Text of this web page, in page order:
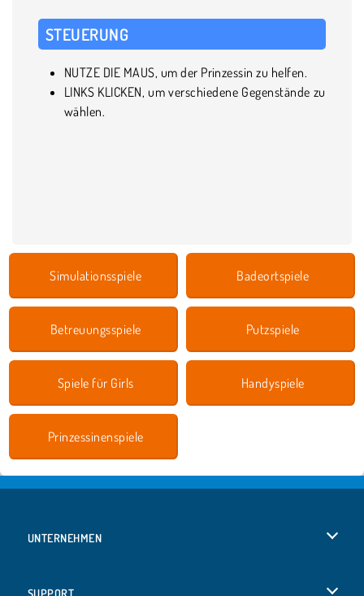
STEUERUNG
NUTZE DIE MAUS, um der Prinzessin zu helfen.
LINKS KLICKEN, um verschiedene Gegenstände zu
wählen.
Simulationsspiele Badeortspiele
Betreuungsspiele Putzspiele
Spiele für Girls Handyspiele
Prinzessinenspiele
UNTERNEHMEN
SUPPORT